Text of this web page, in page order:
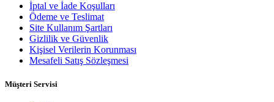
İptal ve İade Koşulları
Ödeme ve Teslimat
Site Kullanım Şartları
Gizlilik ve Güvenlik
Kişisel Verilerin Korunması
Mesafeli Satış Sözleşmesi
Müşteri Servisi